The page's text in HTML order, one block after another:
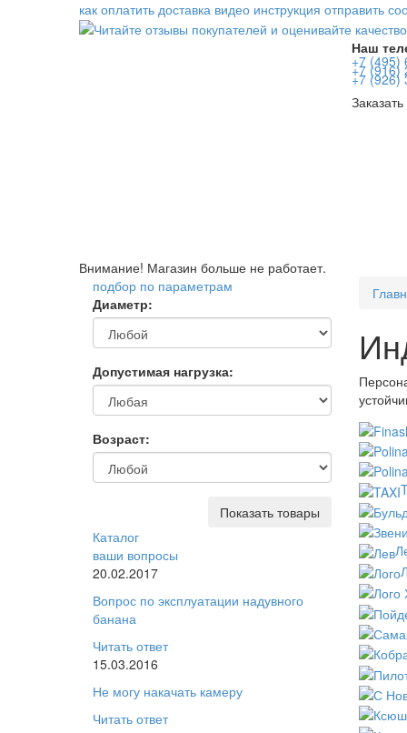
как оплатить доставка видео инструкция отправить
Наш
+7 (495)
+7 (916)
+7 (926)
Заказать
Внимание! Магазин больше не работает.
подбор по параметрам
Диаметр:
Допустимая нагрузка:
Возраст:
Показать товары
Каталог
ваши вопросы
20.02.2017
Вопрос по эксплуатации надувного
банана
Читать ответ
15.03.2016
Не могу накачать камеру
Читать ответ